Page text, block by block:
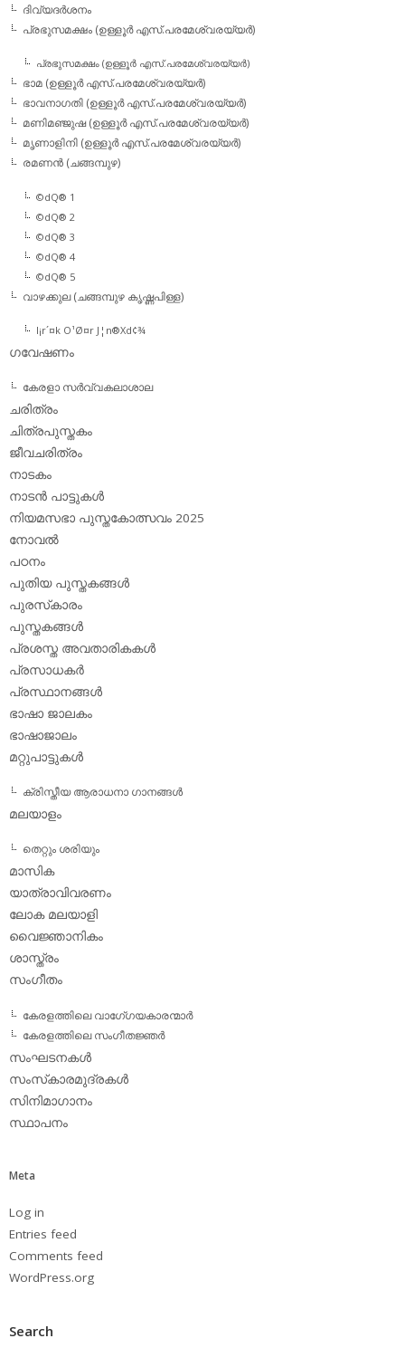
ദിവ്യദര്‍ശനം
പ്രഭുസമക്ഷം (ഉള്ളൂര്‍ എസ്.പരമേശ്വരയ്യര്‍)
പ്രഭുസമക്ഷം (ഉള്ളൂര്‍ എസ്.പരമേശ്വരയ്യര്‍)
ഭാമ (ഉള്ളൂര്‍ എസ്.പരമേശ്വരയ്യര്‍)
ഭാവനാഗതി (ഉള്ളൂര്‍ എസ്.പരമേശ്വരയ്യര്‍)
മണിമഞ്ജുഷ (ഉള്ളൂര്‍ എസ്.പരമേശ്വരയ്യര്‍)
മൃണാളിനി (ഉള്ളൂര്‍ എസ്.പരമേശ്വരയ്യര്‍)
രമണന്‍ (ചങ്ങമ്പുഴ)
©dQ® 1
©dQ® 2
©dQ® 3
©dQ® 4
©dQ® 5
വാഴക്കുല (ചങ്ങമ്പുഴ കൃഷ്ണപിള്ള)
l¡r´¤k O¹Ø¤r J¦n®Xd¢¾
ഗവേഷണം
കേരളാ സര്‍വ്വകലാശാല
ചരിത്രം
ചിത്രപുസ്തകം
ജീവചരിത്രം
നാടകം
നാടന്‍ പാട്ടുകള്‍
നിയമസഭാ പുസ്തകോത്സവം 2025
നോവല്‍
പഠനം
പുതിയ പുസ്തകങ്ങള്‍
പുരസ്‌കാരം
പുസ്തകങ്ങള്‍
പ്രശസ്ത അവതാരികകള്‍
പ്രസാധകര്‍
പ്രസ്ഥാനങ്ങള്‍
ഭാഷാ ജാലകം
ഭാഷാജാലം
മറ്റുപാട്ടുകള്‍
ക്രിസ്തീയ ആരാധനാ ഗാനങ്ങള്‍
മലയാളം
തെറ്റും ശരിയും
മാസിക
യാത്രാവിവരണം
ലോക മലയാളി
വൈജ്ഞാനികം
ശാസ്ത്രം
സംഗീതം
കേരളത്തിലെ വാഗേ്ഗയകാരന്മാര്‍
കേരളത്തിലെ സംഗീതജ്ഞര്‍
സംഘടനകള്‍
സംസ്‌കാരമുദ്രകള്‍
സിനിമാഗാനം
സ്ഥാപനം
Meta
Log in
Entries feed
Comments feed
WordPress.org
Search